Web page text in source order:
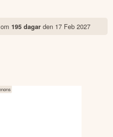
Frankrike
om 195 dagarden 17 Feb 2027